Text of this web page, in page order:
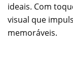
ideais. Com
visual que
memoráveis.